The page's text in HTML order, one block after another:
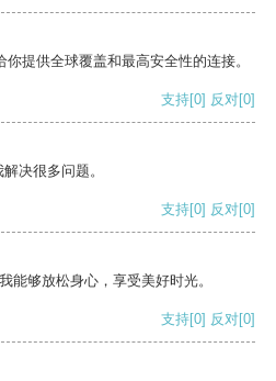
提供全球覆盖和最高安全性的连接。
支持[0] 反对[0]
决很多问题。
支持[0] 反对[0]
能够放松身心，享受美好时光。
支持[0] 反对[0]